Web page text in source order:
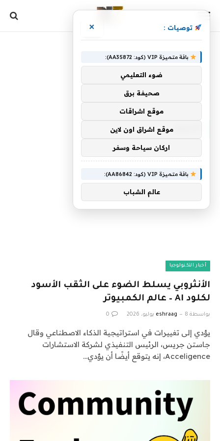
الأسود
أخبار التكنولوجيا
الأنثروبي يسلط الضوء على الثقب الأسود
لكلود AI – عالم الكمبيوتر
بواسطة eshraag 8 يوليو، 2026 0
يؤدي إلى تغييرات في استراتيجية الذكاء الاصطناعي وقال
جاستن جريس، الرئيس التنفيذي لشركة الاستشارات
Acceligence، إنه يتوقع أيضًا أن يؤدي…
توصيات : ×
باقة متميزة VIP (كود: AA35872):
ضوء التعليمي
صحيفة برق
موقع اشراقات
موقع اشراق اون لاين
اركان سياحة وسفر
باقة متميزة VIP (كود: AA86842):
عالم الشباب